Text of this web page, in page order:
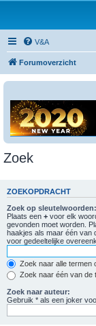
V&A
Forumoverzicht
Zoek
ZOEKOPDRACHT
Zoek op sleutelwoorden:
Plaats een + voor elk
gevonden moet worden.
haakjes als maar één van
voor gedeeltelijke
Zoek naar alle termen
Zoek naar één van de
Zoek naar auteur:
Gebruik * als een joker